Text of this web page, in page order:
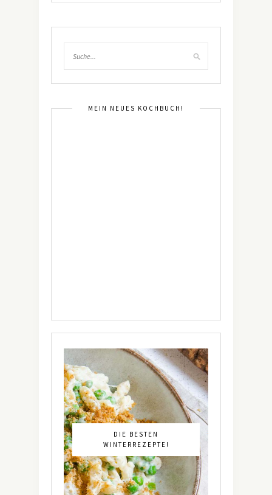
MEIN NEUES KOCHBUCH!
DIE BESTEN
WINTERREZEPTE!